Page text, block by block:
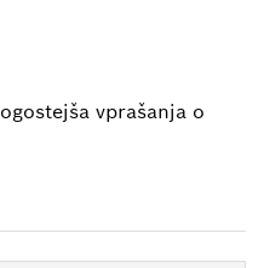
vprašanja o